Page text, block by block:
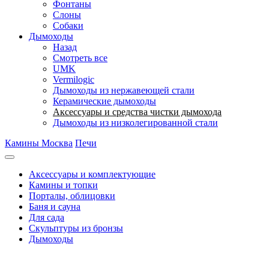
Фонтаны
Слоны
Собаки
Дымоходы
Назад
Смотреть все
UMK
Vermilogic
Дымоходы из нержавеющей стали
Керамические дымоходы
Аксессуары и средства чистки дымохода
Дымоходы из низколегированной стали
Камины Москва Печи
Аксессуары и комплектующие
Камины и топки
Порталы, облицовки
Баня и сауна
Для сада
Скульптуры из бронзы
Дымоходы